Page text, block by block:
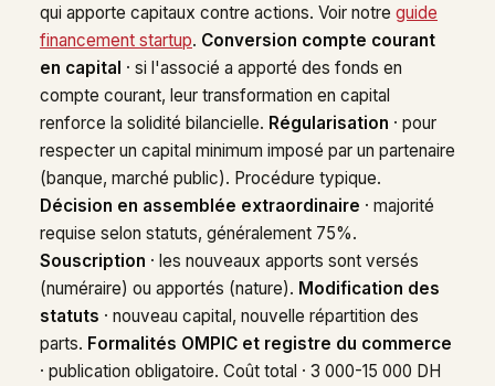
qui apporte capitaux contre actions. Voir notre guide
financement startup. Conversion compte courant
en capital · si l'associé a apporté des fonds en
compte courant, leur transformation en capital
renforce la solidité bilancielle. Régularisation · pour
respecter un capital minimum imposé par un partenaire
(banque, marché public). Procédure typique.
Décision en assemblée extraordinaire · majorité
requise selon statuts, généralement 75%.
Souscription · les nouveaux apports sont versés
(numéraire) ou apportés (nature). Modification des
statuts · nouveau capital, nouvelle répartition des
parts. Formalités OMPIC et registre du commerce
· publication obligatoire. Coût total · 3 000-15 000 DH